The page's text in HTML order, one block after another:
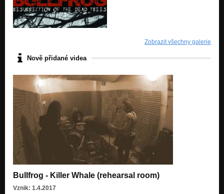
Zobrazit všechny galerie
Nově přidané videa
Bullfrog - Killer Whale (rehearsal room)
Vznik: 1.4.2017